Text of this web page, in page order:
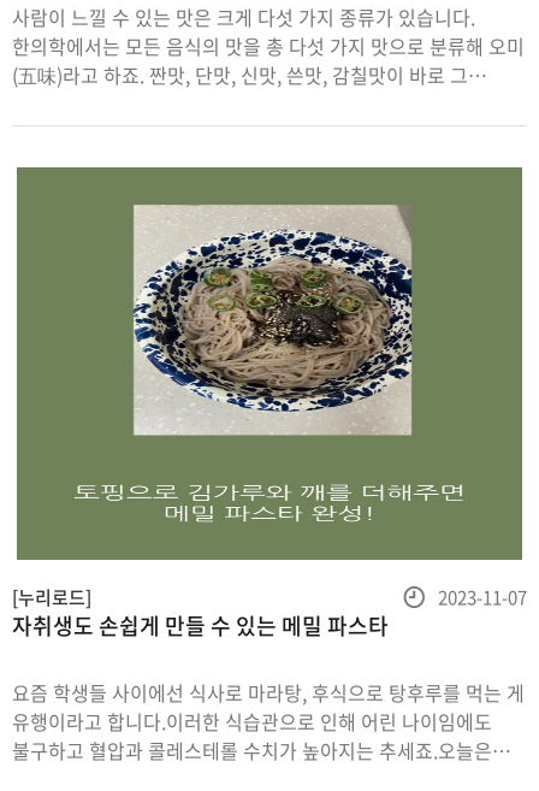
사람이 느낄 수 있는 맛은 크게 다섯 가지 종류가 있습니다.
한의학에서는 모든 음식의 맛을 총 다섯 가지 맛으로 분류해 오미
(五味)라고 하죠. 짠맛, 단맛, 신맛, 쓴맛, 감칠맛이 바로 그
알아보겠습니다.오미(五味)와 매운맛첫 번째는 짠맛입니다.
짠맛은 단맛과
자취생도 손쉽게 만들 수 있는 메밀 파스타
요즘 학생들 사이에선 식사로 마라탕, 후식으로 탕후루를 먹는 게
유행이라고 합니다.이러한 식습관으로 인해 어린 나이임에도
불구하고 혈압과 콜레스테롤 수치가 높아지는 추세죠.오늘은
[누리로드]
등
2023-11-07